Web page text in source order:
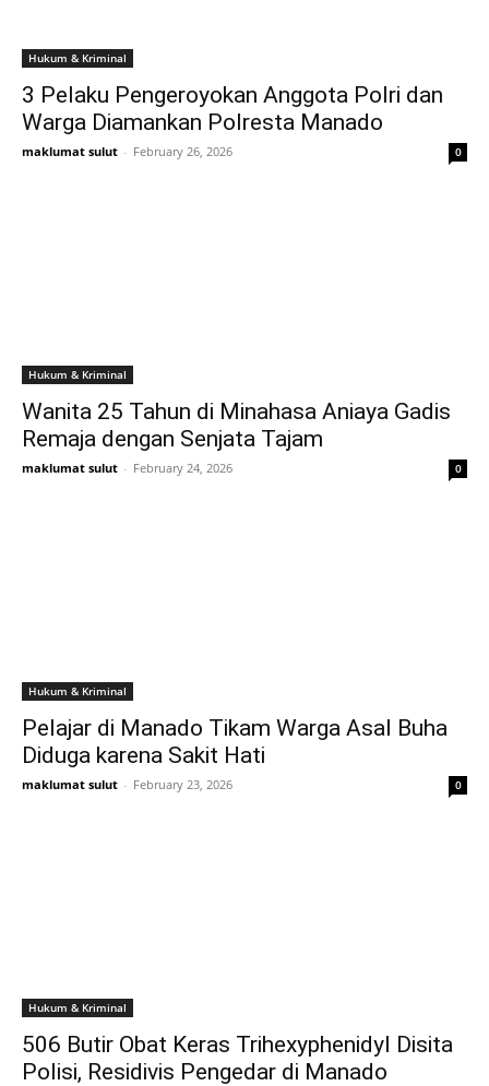
Hukum & Kriminal
3 Pelaku Pengeroyokan Anggota Polri dan
Warga Diamankan Polresta Manado
maklumat sulut - February 26, 2026 0
Hukum & Kriminal
Wanita 25 Tahun di Minahasa Aniaya Gadis
Remaja dengan Senjata Tajam
maklumat sulut - February 24, 2026 0
Hukum & Kriminal
Pelajar di Manado Tikam Warga Asal Buha
Diduga karena Sakit Hati
maklumat sulut - February 23, 2026 0
Hukum & Kriminal
506 Butir Obat Keras Trihexyphenidyl Disita
Polisi, Residivis Pengedar di Manado